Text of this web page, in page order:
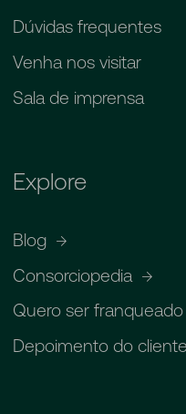
Dúvidas frequentes
Venha nos visitar
Sala de imprensa
Explore
Blog
Consorciopedia
Quero ser franqueado
Depoimento do cliente